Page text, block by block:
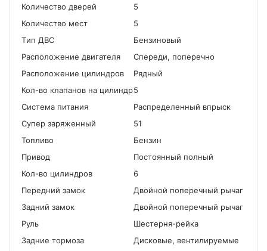
Количество дверей
5
Количество мест
5
Tип ДВС
Бензиновый
Расположение двигателя
Спереди, поперечно
Расположение цилиндров
Рядный
Кол-во клапанов на цилиндр5
Система питания
Распределенный впрыск
Cупер заряженный
51
Топливо
Бензин
Привод
Постоянный полный
Кол-во цилиндров
6
Передний замок
Двойной поперечный рычаг
Задний замок
Двойной поперечный рычаг
Руль
Шестерня-рейка
Задние тормоза
Дисковые, вентилируемые